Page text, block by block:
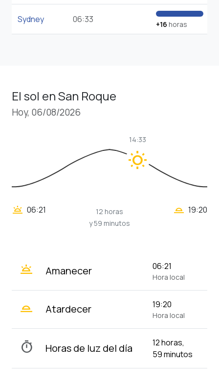
Sydney 06:33 +16 horas
El sol en San Roque
Hoy, 06/08/2026
wb_sunny
14:33
wb_twilight 06:21
12 horas
y 59 minutos
wb_twilight_2 19:20
wb_twilight Amanecer 06:21
Hora local
wb_twilight_2 Atardecer 19:20
Hora local
timer Horas de luz del día
12 horas,
59 minutos